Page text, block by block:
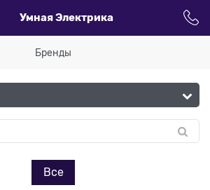
Умная Электрика
Бренды
Все